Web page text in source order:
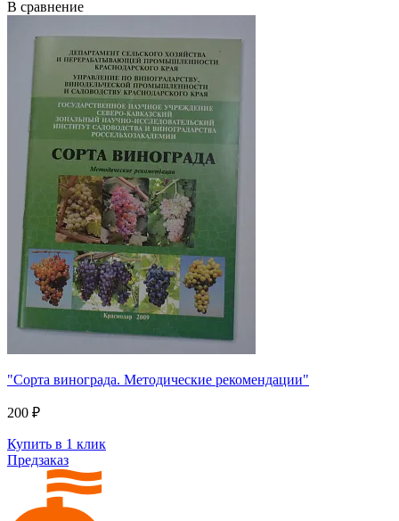
В сравнение
"Сорта винограда. Методические рекомендации"
200 ₽
Купить в 1 клик
Предзаказ